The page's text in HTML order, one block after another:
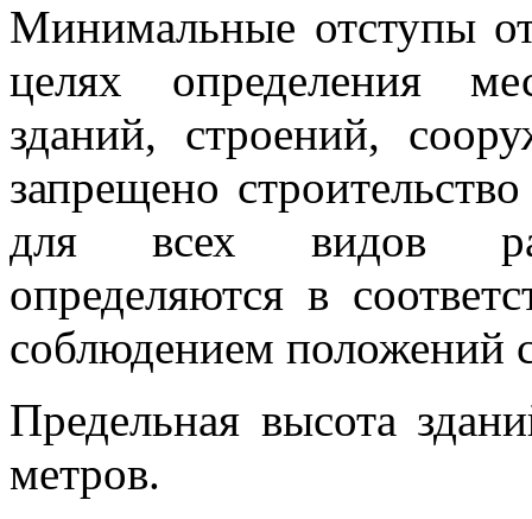
Минимальные отступы
целях определения
зданий, строений,
запрещено
для всех видов
определяются в
соблюдением положений
Предельная высота
метров.